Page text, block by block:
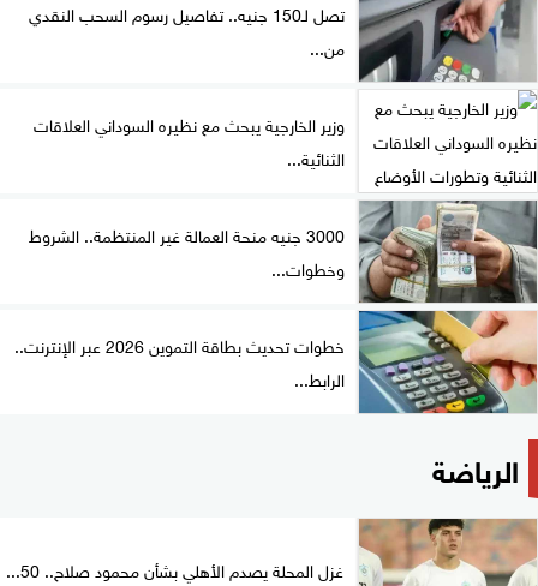
تصل لـ150 جنيه.. تفاصيل رسوم السحب النقدي
من...
وزير الخارجية يبحث مع نظيره السوداني العلاقات
الثنائية...
3000 جنيه منحة العمالة غير المنتظمة.. الشروط
وخطوات...
خطوات تحديث بطاقة التموين 2026 عبر الإنترنت..
الرابط...
الرياضة
غزل المحلة يصدم الأهلي بشأن محمود صلاح.. 50...